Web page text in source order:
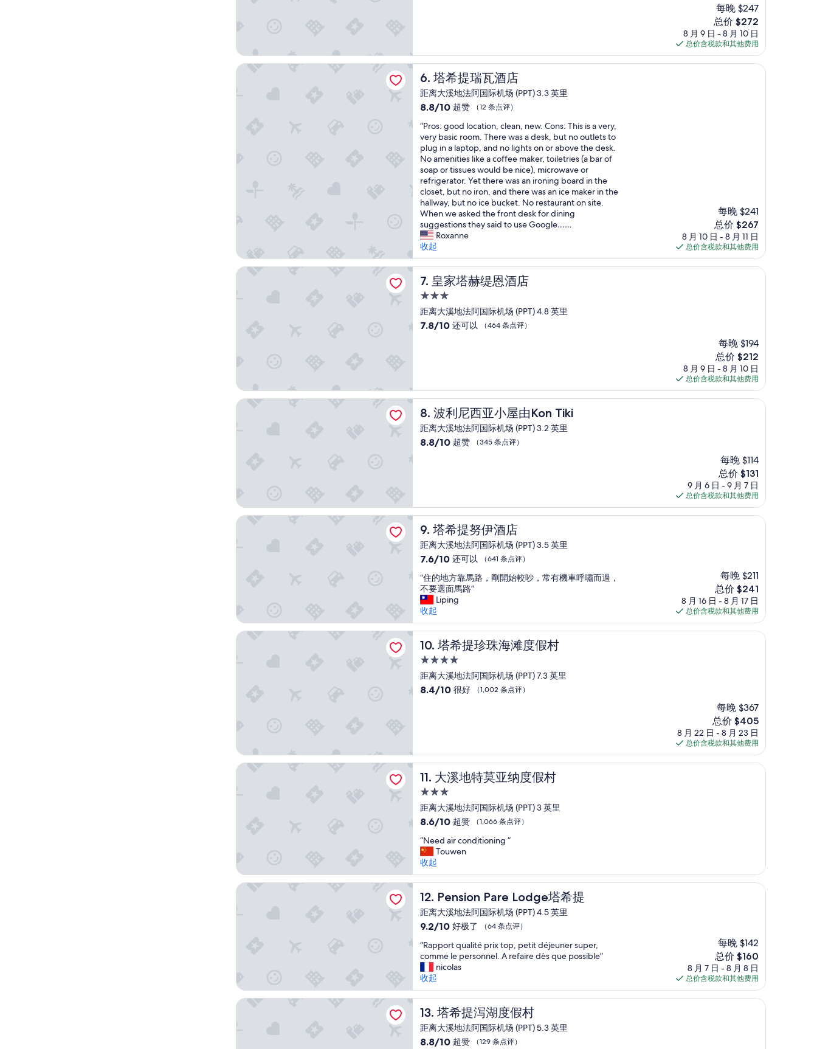
a
,
s
e
r
v
i
c
e
o
v
e
r
a
l
l
e
x
c
e
e
n
n
l
y
n
e
g
c
o
m
m
e
n
t
i
s
t
h
a
t
a
b
u
f
f
a
k
f
a
s
t
f
o
r
$
5
5
t
h
a
t
h
a
g
e
s
e
x
t
r
b
e
t
w
e
e
n
s
l
a
n
d
s
.
I
t
’
s
v
r
y
b
a
s
u
d
b
e
a
h
o
e
l
n
t
h
e
S
t
a
t
s
.
极
了，
（482
条
点
评）
每晚 $247
新
价
格
$272
总价 $272
8 月 9 日 - 8 月 10 日
总价含税款和其他费用
6. 塔希提瑞瓦酒店
塔希提瑞瓦酒店
距离大溪地法阿国际机场 (PPT) 3.3 英里
8.8
总
分
10，
超
赞，
（12
条
点
评）
8.8/10 超赞 （12 条点评）
“
P
r
o
s
:
g
o
o
d
l
o
c
a
t
o
n
,
,
n
e
w
.
C
h
i
s
i
s
a
v
e
r
y
v
e
r
y
b
a
s
m
.
T
h
e
r
e
w
a
s
a
d
e
s
k
,
u
t
o
o
u
t
l
e
t
“Pros: good location, clean, new. Cons: This is a very,
very basic room. There was a desk, but no outlets to
plug in a laptop, and no lights on or above the desk.
No amenities like a coffee maker, toiletries (a bar of
soap or tissues would be nice), microwave or
refrigerator. Yet there was an ironing board in the
closet, but no iron, and there was an ice maker in the
hallway, but no ice bucket. No restaurant on site.
When we asked the front desk for dining
suggestions they said to use Google……
Roxanne
收起
每晚 $241
新
价
格
$267
总价 $267
8 月 10 日 - 8 月 11 日
总价含税款和其他费用
塔希提瑞瓦酒店
7. 皇家塔赫缇恩酒店
皇家塔赫缇恩酒店
3.0
星
住
距离大溪地法阿国际机场 (PPT) 4.8 英里
7.8
可
以，
（464
条
点
评）
7.8/10 还可以 （464 条点评）
每晚 $194
新
价
格
$212
总价 $212
8 月 9 日 - 8 月 10 日
总价含税款和其他费用
皇家塔赫缇恩酒店
8. 波利尼西亚小屋由Kon Tiki
波利尼西亚小屋由Kon Tiki
距离大溪地法阿国际机场 (PPT) 3.2 英里
8.8
赞，
（345
条
点
评）
8.8/10 超赞 （345 条点评）
每晚 $114
新
价
格
$131
总价 $131
9 月 6 日 - 9 月 7 日
总价含税款和其他费用
波利尼西亚小屋由Kon Tiki
9. 塔希提努伊酒店
塔希提努伊酒店
距离大溪地法阿国际机场 (PPT) 3.5 英里
7.6
总
分
10，
还
可
以，
（641
条
点
评）
7.6/10 还可以 （641 条点评）
“
住
的
地
方
靠
馬
路
，
剛
開
有
機
車
呼
嘯
而
過
，
不
要
選
面
馬
路
“住的地方靠馬路，剛開始較吵，常有機車呼嘯而過，
不要選面馬路”
Liping
收起
每晚 $211
新
价
格
$241
总价 $241
8 月 16 日 - 8 月 17 日
总价含税款和其他费用
塔希提努伊酒店
10. 塔希提珍珠海滩度假村
塔希提珍珠海滩度假村
4.0
星
住
距离大溪地法阿国际机场 (PPT) 7.3 英里
8.4
好，
（1,002
条
点
评）
8.4/10 很好 （1,002 条点评）
每晚 $367
新
价
格
$405
总价 $405
8 月 22 日 - 8 月 23 日
总价含税款和其他费用
塔希提珍珠海滩度假村
11. 大溪地特莫亚纳度假村
大溪地特莫亚纳度假村
3.0
星
住
距离大溪地法阿国际机场 (PPT) 3 英里
8.6
总
分
10，
超
赞，
（1,066
条
点
评）
8.6/10 超赞 （1,066 条点评）
“
N
e
e
d
a
r
c
n
d
i
t
i
n
i
n
“Need air conditioning ”
Touwen
收起
大溪地特莫亚纳度假村
12. Pension Pare Lodge塔希提
Pension Pare Lodge塔希提
距离大溪地法阿国际机场 (PPT) 4.5 英里
9.2
总
分
10，
好
极
了，
（64
条
点
评）
9.2/10 好极了 （64 条点评）
“
R
a
p
p
o
r
q
u
“Rapport qualité prix top, petit déjeuner super,
comme le personnel. A refaire dès que possible”
nicolas
收起
每晚 $142
新
价
格
$160
总价 $160
8 月 7 日 - 8 月 8 日
总价含税款和其他费用
Pension Pare Lodge塔希提
13. 塔希提泻湖度假村
塔希提泻湖度假村
距离大溪地法阿国际机场 (PPT) 5.3 英里
8.8
8.8/10 超赞 （129 条点评）
塔希提泻湖度假村